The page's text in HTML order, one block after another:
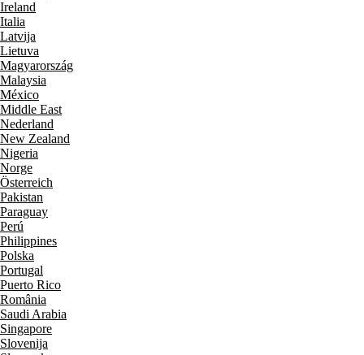
Ireland
Italia
Latvija
Lietuva
Magyarország
Malaysia
México
Middle East
Nederland
New Zealand
Nigeria
Norge
Österreich
Pakistan
Paraguay
Perú
Philippines
Polska
Portugal
Puerto Rico
România
Saudi Arabia
Singapore
Slovenija